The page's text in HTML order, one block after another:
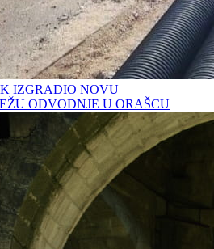
IZGRADIO NOVU
ODVODNJE U ORAŠCU